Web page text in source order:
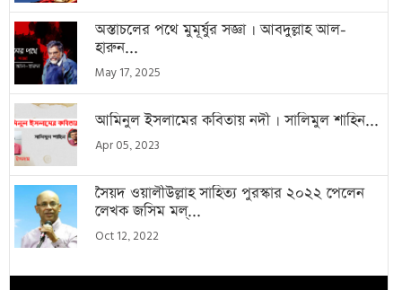
অস্তাচলের পথে মুমূর্ষুর সজ্ঞা । আবদুল্লাহ আল-
হারুন...
May 17, 2025
আমিনুল ইসলামের কবিতায় নদী । সালিমুল শাহিন...
Apr 05, 2023
সৈয়দ ওয়ালীউল্লাহ সাহিত্য পুরস্কার ২০২২ পেলেন
লেখক জসিম মল্...
Oct 12, 2022